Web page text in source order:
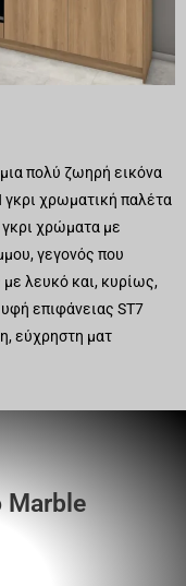
πολύ ζωηρή εικόνα
γκρι χρωματική παλέτα
χρώματα με
γεγονός που
λευκό και, κυρίως,
επιφάνειας ST7
εύχρηστη ματ
Marble